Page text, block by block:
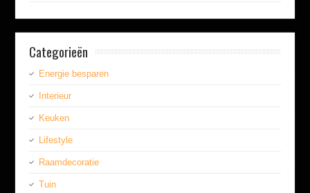
Categorieën
Energie besparen
Interieur
Keuken
Lifestyle
Raamdecoratie
Tuin